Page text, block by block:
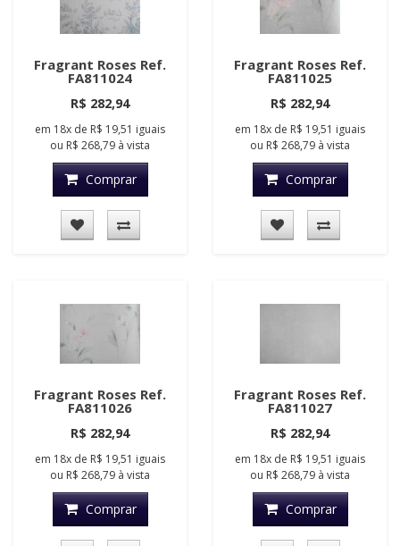
Fragrant Roses Ref.
FA811024
R$ 282,94
em 18x de R$ 19,51 iguais
ou R$ 268,79 à vista
Comprar
Fragrant Roses Ref.
FA811025
R$ 282,94
em 18x de R$ 19,51 iguais
ou R$ 268,79 à vista
Comprar
Fragrant Roses Ref.
FA811026
R$ 282,94
em 18x de R$ 19,51 iguais
ou R$ 268,79 à vista
Comprar
Fragrant Roses Ref.
FA811027
R$ 282,94
em 18x de R$ 19,51 iguais
ou R$ 268,79 à vista
Comprar